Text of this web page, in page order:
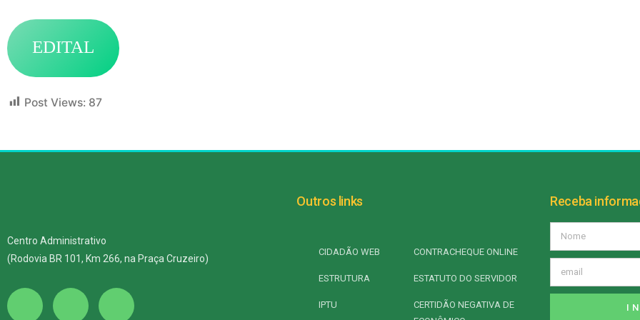
EDITAL
Post Views: 87
Centro Administrativo
(Rodovia BR 101, Km 266, na Praça Cruzeiro)
Outros links
CIDADÃO WEB
ESTRUTURA
IPTU
CONTRACHEQUE ONLINE
ESTATUTO DO SERVIDOR
CERTIDÃO NEGATIVA DE
Receba